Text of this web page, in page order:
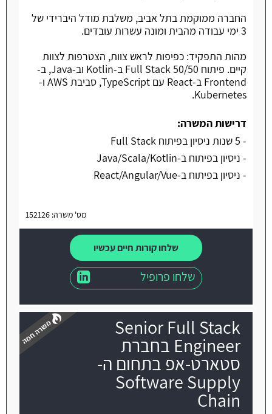
החברה ממוקמת בתל אביב, משלבת מודל היברידי של
3 ימי עבודה מהבית ומונה עשרות עובדים.
מהות התפקיד: כפיפות לראש צוות, הצטרפות לצוות
קיים. פיתוח Full Stack 50/50 ב-Kotlin וב-Java, ב-
Frontend ב-React עם TypeScript, סביבת AWS ו-
Kubernetes.
דרישות המשרה:
- 5 שנות ניסיון בפיתוח Full Stack
- ניסיון בפיתוח ב-Java/Scala/Kotlin
- ניסיון בפיתוח ב-React/Angular/Vue
מס' משרה: 152126
שלחו קורות חיים עכשיו
שלחו פרופיל
Senior Full Stack
Engineer בחברת
סטארט-אפ בתחום ה-
Software Supply
Chain